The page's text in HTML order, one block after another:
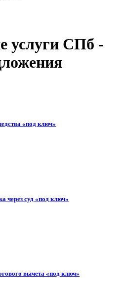
услуги СПб -
«под ключ»
через суд «под ключ»
вычета «под ключ»